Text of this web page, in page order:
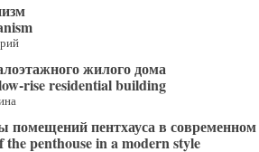
жилого дома
rise residential building
помещений пентхауса в современном
penthouse in a modern style